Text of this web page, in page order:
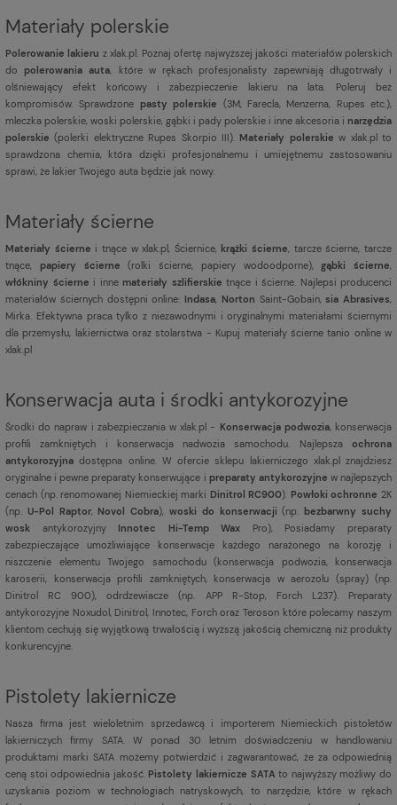
Materiały polerskie
Polerowanie lakieru z xlak.pl. Poznaj ofertę najwyższej jakości materiałów polerskich
dopolerowania auta , które w rękach profesjonalisty zapewniają długotrwały i
olśniewający efekt końcowy i zabezpieczenie lakieru na lata. Poleruj bez
kompromisów. Sprawdzone pasty polerskie (3M, Farecla, Menzerna, Rupes etc.),
mleczka polerskie, woski polerskie, gąbki i pady polerskie i inne akcesoria i narzędzia
polerskie (polerki elektryczne Rupes Skorpio III). Materiały polerskie w xlak.pl to
sprawdzona chemia, która dzięki profesjonalnemu i umiejętnemu zastosowaniu
sprawi, że lakier Twojego auta będzie jak nowy.
Materiały ścierne
Materiały ścierne i tnące w xlak.pl, Ściernice,krążki ścierne , tarcze ścierne, tarcze
tnące, papiery ścierne (rolki ścierne, papiery wodoodporne),gąbki ścierne
włókniny ścierne i inne materiały szlifierskie tnące i ścierne. Najlepsi producenci
materiałów ściernych dostępni online: Indasa Norton Saint-Gobain,sia Abrasives
Mirka. Efektywna praca tylko z niezawodnymi i oryginalnymi materiałami ściernymi
dla przemysłu, lakiernictwa oraz stolarstwa - Kupuj materiały ścierne tanio online w
xlak.pl
Konserwacja auta i środki antykorozyjne
Środki do napraw i zabezpieczania w xlak.pl - Konserwacja podwozia, konserwacja
profili zamkniętych i konserwacja nadwozia samochodu. Najlepsza ochrona
antykorozyjna dostępna online. W ofercie sklepu lakierniczego xlak.pl znajdziesz
oryginalne i pewne preparaty konserwujące i preparaty antykorozyjne w najlepszych
cenach (np. renomowanej Niemieckiej marki Dinitrol RC900). Powłoki ochronne 2K
(np. U-Pol Raptor, Novol Cobra),woski do konserwacji (np.bezbarwny suchy
wosk antykorozyjny Innotec Hi-Temp Wax Pro), Posiadamy preparaty
zabezpieczające umożliwiające konserwacje każdego narażonego na korozję i
niszczenie elementu Twojego samochodu (konserwacja podwozia, konserwacja
karoserii, konserwacja profili zamkniętych, konserwacja w aerozolu (spray) (np.
Dinitrol RC 900), odrdzewiacze (np. APP R-Stop, Forch L237). Preparaty
antykorozyjne Noxudol, Dinitrol, Innotec, Forch oraz Teroson które polecamy naszym
klientom cechują się wyjątkową trwałością i wyższą jakością chemiczną niż produkty
konkurencyjne.
Pistolety lakiernicze
Nasza firma jest wieloletnim sprzedawcą i importerem Niemieckich pistoletów
lakierniczych firmy SATA. W ponad 30 letnim doświadczeniu w handlowaniu
produktami marki SATA możemy potwierdzić i zagwarantować, że za odpowiednią
ceną stoi odpowiednia jakość. Pistolety lakiernicze SATA to najwyższy możliwy do
uzyskania poziom w technologiach natryskowych, to narzędzie, które w rękach